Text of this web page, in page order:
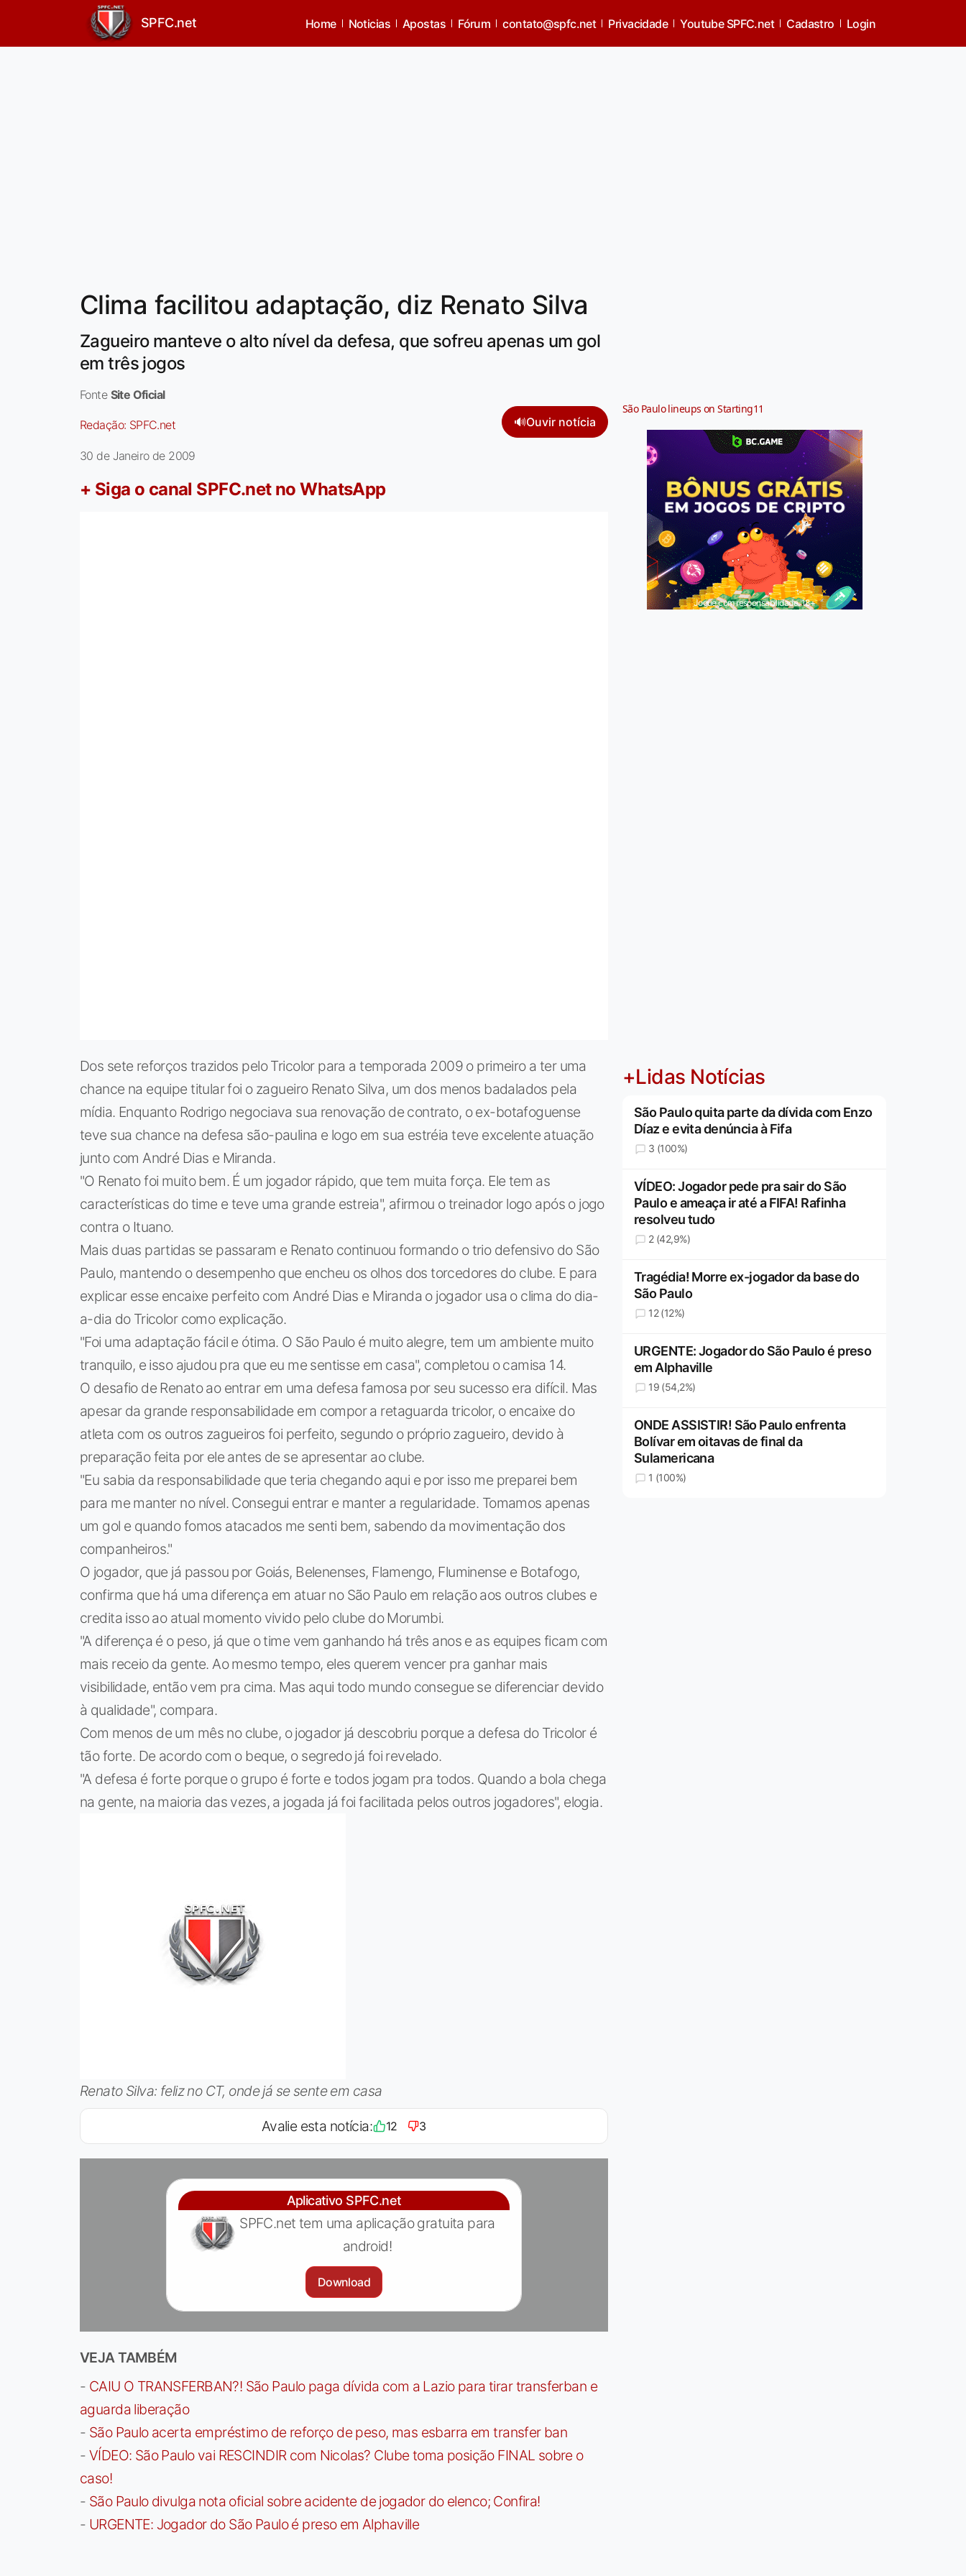
SPFC.net Home Noticias Apostas Fórum contato@spfc.net Privacidade Youtube SPFC.net Cadastro Login
Clima facilitou adaptação, diz Renato Silva
Zagueiro manteve o alto nível da defesa, que sofreu apenas um gol
em três jogos
Fonte Site Oficial
Redação: SPFC.net 🔊Ouvir notícia
30 de Janeiro de 2009
+ Siga o canal SPFC.net no WhatsApp
Dos sete reforços trazidos pelo Tricolor para a temporada 2009 o primeiro a ter uma
chance na equipe titular foi o zagueiro Renato Silva, um dos menos badalados pela
mídia. Enquanto Rodrigo negociava sua renovação de contrato, o ex-botafoguense
teve sua chance na defesa são-paulina e logo em sua estréia teve excelente atuação
junto com André Dias e Miranda.
"O Renato foi muito bem. É um jogador rápido, que tem muita força. Ele tem as
características do time e teve uma grande estreia", afirmou o treinador logo após o jogo
contra o Ituano.
Mais duas partidas se passaram e Renato continuou formando o trio defensivo do São
Paulo, mantendo o desempenho que encheu os olhos dos torcedores do clube. E para
explicar esse encaixe perfeito com André Dias e Miranda o jogador usa o clima do dia-
a-dia do Tricolor como explicação.
"Foi uma adaptação fácil e ótima. O São Paulo é muito alegre, tem um ambiente muito
tranquilo, e isso ajudou pra que eu me sentisse em casa", completou o camisa 14.
O desafio de Renato ao entrar em uma defesa famosa por seu sucesso era difícil. Mas
apesar da grande responsabilidade em compor a retaguarda tricolor, o encaixe do
atleta com os outros zagueiros foi perfeito, segundo o próprio zagueiro, devido à
preparação feita por ele antes de se apresentar ao clube.
"Eu sabia da responsabilidade que teria chegando aqui e por isso me preparei bem
para me manter no nível. Consegui entrar e manter a regularidade. Tomamos apenas
um gol e quando fomos atacados me senti bem, sabendo da movimentação dos
companheiros."
O jogador, que já passou por Goiás, Belenenses, Flamengo, Fluminense e Botafogo,
confirma que há uma diferença em atuar no São Paulo em relação aos outros clubes e
credita isso ao atual momento vivido pelo clube do Morumbi.
"A diferença é o peso, já que o time vem ganhando há três anos e as equipes ficam com
mais receio da gente. Ao mesmo tempo, eles querem vencer pra ganhar mais
visibilidade, então vem pra cima. Mas aqui todo mundo consegue se diferenciar devido
à qualidade", compara.
Com menos de um mês no clube, o jogador já descobriu porque a defesa do Tricolor é
tão forte. De acordo com o beque, o segredo já foi revelado.
"A defesa é forte porque o grupo é forte e todos jogam pra todos. Quando a bola chega
na gente, na maioria das vezes, a jogada já foi facilitada pelos outros jogadores", elogia.
Renato Silva: feliz no CT, onde já se sente em casa
Avalie esta notícia: 12 3
Aplicativo SPFC.net
SPFC.net tem uma aplicação gratuita para
android!
Download
VEJA TAMBÉM
- CAIU O TRANSFERBAN?! São Paulo paga dívida com a Lazio para tirar transferban e
aguarda liberação
- São Paulo acerta empréstimo de reforço de peso, mas esbarra em transfer ban
- VÍDEO: São Paulo vai RESCINDIR com Nicolas? Clube toma posição FINAL sobre o
caso!
- São Paulo divulga nota oficial sobre acidente de jogador do elenco; Confira!
- URGENTE: Jogador do São Paulo é preso em Alphaville
São Paulo lineups on Starting11
Jogue com responsabilidade. 18+
+Lidas Notícias
São Paulo quita parte da dívida com Enzo
Díaz e evita denúncia à Fifa
3 (100%)
VÍDEO: Jogador pede pra sair do São
Paulo e ameaça ir até a FIFA! Rafinha
resolveu tudo
2 (42,9%)
Tragédia! Morre ex-jogador da base do
São Paulo
12 (12%)
URGENTE: Jogador do São Paulo é preso
em Alphaville
19 (54,2%)
ONDE ASSISTIR! São Paulo enfrenta
Bolívar em oitavas de final da
Sulamericana
1 (100%)